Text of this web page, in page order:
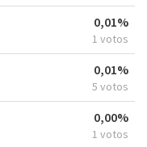
0,01%
1 votos
0,01%
5 votos
0,00%
1 votos